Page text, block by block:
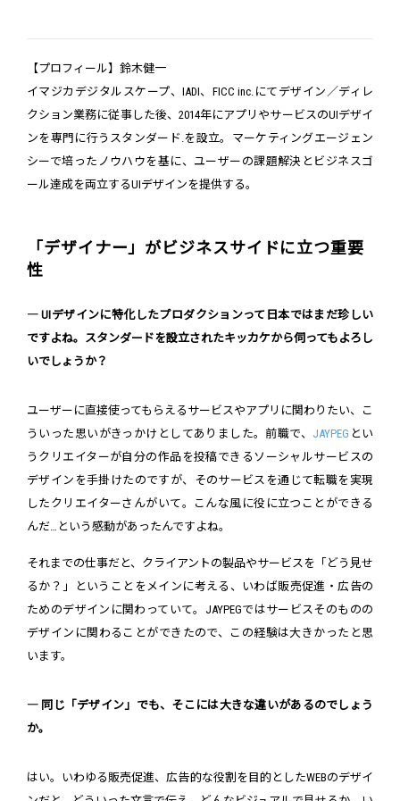
【プロフィール】鈴木健一
イマジカデジタルスケープ、IADI、FICC inc.にてデザイン／ディレ
クション業務に従事した後、2014年にアプリやサービスのUIデザイ
ンを専門に行うスタンダード.を設立。マーケティングエージェン
シーで培ったノウハウを基に、ユーザーの課題解決とビジネスゴ
ール達成を両立するUIデザインを提供する。
「デザイナー」がビジネスサイドに立つ重要
性
― UIデザインに特化したプロダクションって日本ではまだ珍しい
ですよね。スタンダードを設立されたキッカケから伺ってもよろし
いでしょうか？
ユーザーに直接使ってもらえるサービスやアプリに関わりたい、こ
ういった思いがきっかけとしてありました。前職で、 JAYPEG とい
うクリエイターが自分の作品を投稿できるソーシャルサービスの
デザインを手掛けたのですが、そのサービスを通じて転職を実現
したクリエイターさんがいて。こんな風に役に立つことができる
んだ…という感動があったんですよね。
それまでの仕事だと、クライアントの製品やサービスを「どう見せ
るか？」ということをメインに考える、いわば販売促進・広告の
ためのデザインに関わっていて。JAYPEGではサービスそのものの
デザインに関わることができたので、この経験は大きかったと思
います。
― 同じ「デザイン」でも、そこには大きな違いがあるのでしょう
か。
はい。いわゆる販売促進、広告的な役割を目的としたWEBのデザイ